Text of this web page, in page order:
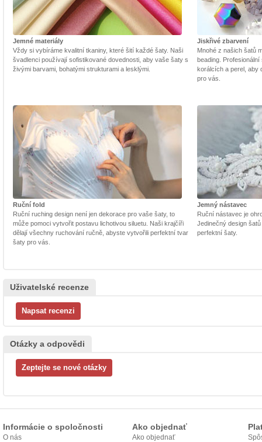
Jemné materiály
Vždy si vybíráme kvalitní tkaniny, které šití každé šaty. Naši
švadlenci používají sofistikované dovednosti, aby vaše šaty s
živými barvami, bohatými strukturami a lesklými.
Jiskřivé zbarvení
Mnohé z našich šatů
beading.
korálcích a perel, aby
pro vás.
Ruční fold
Ruční ruching design není jen dekorace pro vaše šaty, to
může pomoci vytvořit postavu lichotivou siluetu. Naši krajčíři
dělají všechny ruchování ručně, abyste vytvořili perfektní tvar
šaty pro vás.
Jemný nástavec
Ruční nástavec je
Jedinečný design
perfektní šaty.
Uživatelské recenze
Otázky a odpovědi
Informácie o spoločnosti
O nás
Ako objednať
Ako objednať